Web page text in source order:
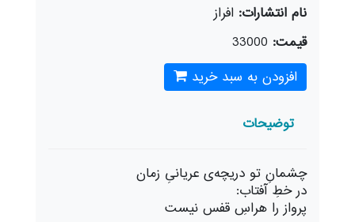
نام انتشارات: افراز
قیمت: 33000
افزودن به سبد خرید
توضیحات
چشمانِ تو دریچه‌ی عریانیِ زمان
در خطِ آفتاب:
پرواز را هراسِ قفس نیست